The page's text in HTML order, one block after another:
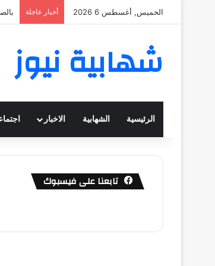
الخميس, أغسطس 6 2026 أخبار عاجلة
شهابية نيوز
الرئيسية الشهابية الاخبار
تابعنا على فيسبوك